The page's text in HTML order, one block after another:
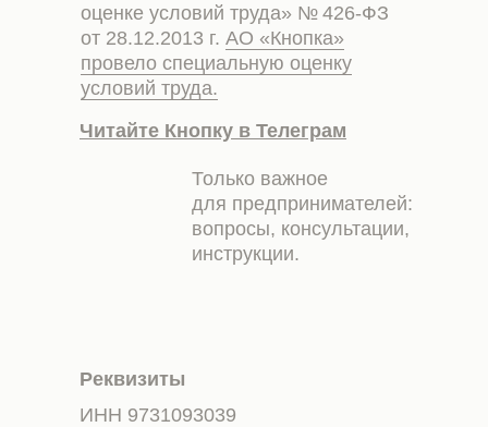
оценке условий труда» № 426-ФЗ
от 28.12.2013 г. АО «Кнопка»
провело специальную оценку
условий труда.
Читайте Кнопку в Телеграм
Только важное
для предпринимателей:
вопросы, консультации,
инструкции.
Реквизиты
ИНН 9731093039